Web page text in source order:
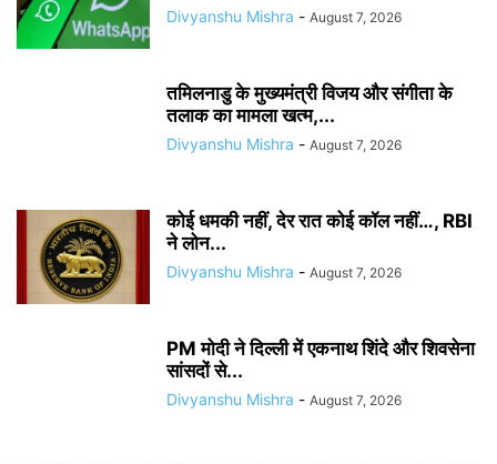
Divyanshu Mishra - August 7, 2026
तमिलनाडु के मुख्यमंत्री विजय और संगीता के
तलाक का मामला खत्म,...
Divyanshu Mishra - August 7, 2026
कोई धमकी नहीं, देर रात कोई कॉल नहीं…, RBI
ने लोन...
Divyanshu Mishra - August 7, 2026
PM मोदी ने दिल्ली में एकनाथ शिंदे और शिवसेना
सांसदों से...
Divyanshu Mishra - August 7, 2026